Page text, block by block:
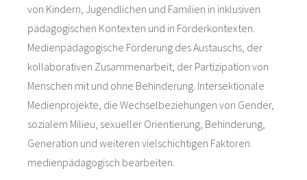
von Kindern, Jugendlichen und Familien in inklusiven
pädagogischen Kontexten und in Förderkontexten.
Medienpädagogische Förderung des Austauschs, der
kollaborativen Zusammenarbeit, der Partizipation von
Menschen mit und ohne Behinderung. Intersektionale
Medienprojekte, die Wechselbeziehungen von Gender,
sozialem Milieu, sexueller Orientierung, Behinderung,
Generation und weiteren vielschichtigen Faktoren
medienpädagogisch bearbeiten.